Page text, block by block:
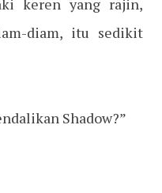
keren yang rajin,
diam, itu sedikit
Shadow?”